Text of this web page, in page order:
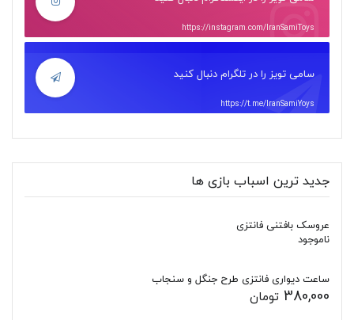
https://instagram.com/IranSamiToys
سامی تویز را در تلگرام دنبال کنید
https://t.me/IranSamiYoys
جدید ترین اسباب بازی ها
عروسک بافتنی فانتزی
ناموجود
ساعت دیواری فانتزی طرح جنگل و سنجاب
380,000 تومان